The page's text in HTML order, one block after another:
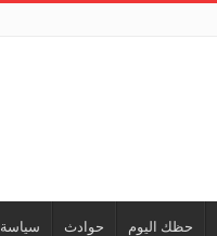
حظك اليوم حوادث سياسة